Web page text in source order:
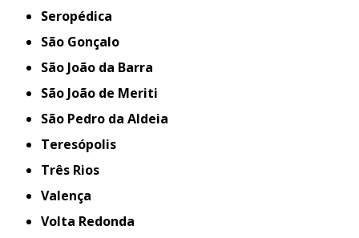
Seropédica
São Gonçalo
São João da Barra
São João de Meriti
São Pedro da Aldeia
Teresópolis
Três Rios
Valença
Volta Redonda